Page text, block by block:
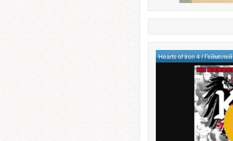
Hearts of Iron 4/Геймплей